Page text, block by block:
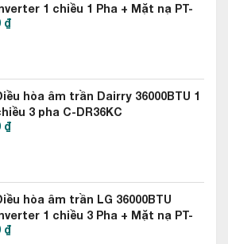
Casper 36000btu 2 chiều
Gas R410A – Thân thiện
36000btu 2 chiều CH-36TL22 sử
chất làm lạnh với nhiều cải tiến so với
Gas sạch R410A không những thân
1 chiều 1 Pha + Mặt nạ PT-
ATNQ36GNLE7
₫
hòa âm trần Dairry 36000BTU 1
3 pha C-DR36KC
₫
hòa âm trần LG 36000BTU
1 chiều 3 Pha + Mặt nạ PT-
ATNQ36GNLE7AUUQ36LH4
₫